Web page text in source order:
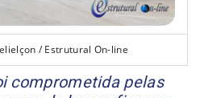
/ Estrutural On-line
comprometida pelas